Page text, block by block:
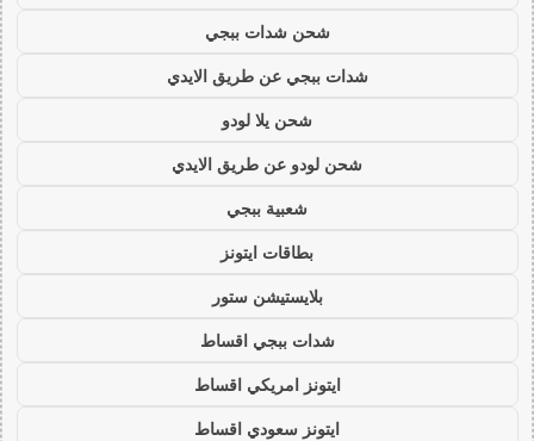
شحن شدات ببجي
شدات ببجي عن طريق الايدي
شحن يلا لودو
شحن لودو عن طريق الايدي
شعبية ببجي
بطاقات ايتونز
بلايستيشن ستور
شدات ببجي اقساط
ايتونز امريكي اقساط
ايتونز سعودي اقساط